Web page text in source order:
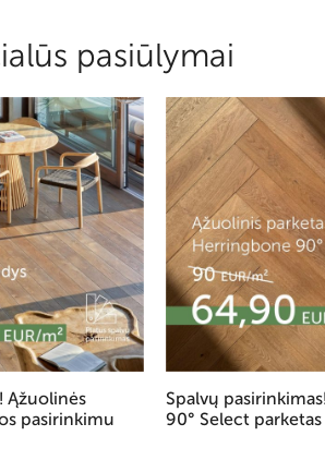
pasiūlymai
Ąžuolinės
pasirinkimu
Spalvų
90° Select parketas